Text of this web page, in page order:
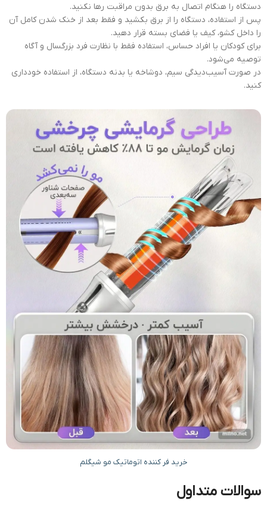
دستگاه را هنگام اتصال به برق بدون مراقبت رها نکنید.
پس از استفاده، دستگاه را از برق بکشید و فقط بعد از خنک شدن کامل آن
را داخل کشو، کیف یا فضای بسته قرار دهید.
برای کودکان یا افراد حساس، استفاده فقط با نظارت فرد بزرگسال و آگاه
توصیه می‌شود.
در صورت آسیب‌دیدگی سیم، دوشاخه یا بدنه دستگاه، از استفاده خودداری
کنید.
خرید فر کننده اتوماتیک مو شیگلم
سوالات متداول